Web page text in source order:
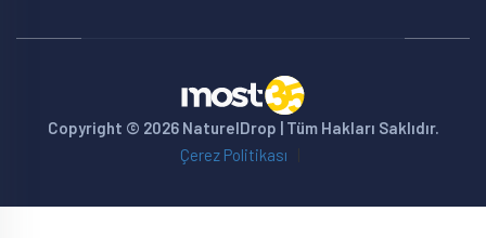
Copyright © 2026 NaturelDrop | Tüm Hakları Saklıdır.
Çerez Politikası